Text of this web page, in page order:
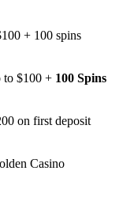
+ 100 spins
to $100 + 100 Spins
on first deposit
Casino